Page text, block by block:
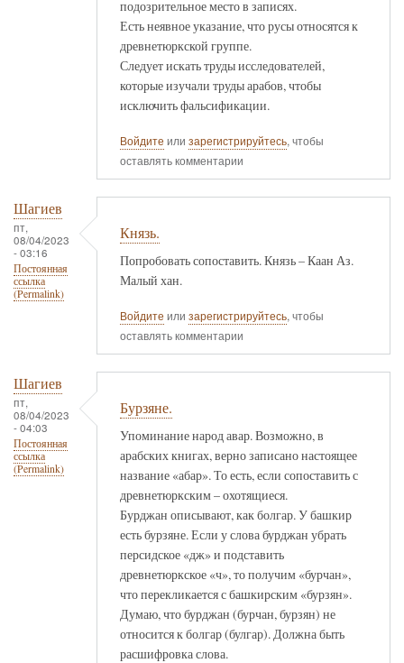
подозрительное место в записях.
Есть неявное указание, что русы относятся к
древнетюркской группе.
Следует искать труды исследователей,
которые изучали труды арабов, чтобы
исключить фальсификации.
Войдите или зарегистрируйтесь, чтобы
оставлять комментарии
Шагиев
пт,
08/04/2023
- 03:16
Постоянная
ссылка
(Permalink)
Князь.
Попробовать сопоставить. Князь – Каан Аз.
Малый хан.
Войдите или зарегистрируйтесь, чтобы
оставлять комментарии
Шагиев
пт,
08/04/2023
- 04:03
Постоянная
ссылка
(Permalink)
Бурзяне.
Упоминание народ авар. Возможно, в
арабских книгах, верно записано настоящее
название «абар». То есть, если сопоставить с
древнетюркским – охотящиеся.
Бурджан описывают, как болгар. У башкир
есть бурзяне. Если у слова бурджан убрать
персидское «дж» и подставить
древнетюркское «ч», то получим «бурчан»,
что перекликается с башкирским «бурзян».
Думаю, что бурджан (бурчан, бурзян) не
относится к болгар (булгар). Должна быть
расшифровка слова.